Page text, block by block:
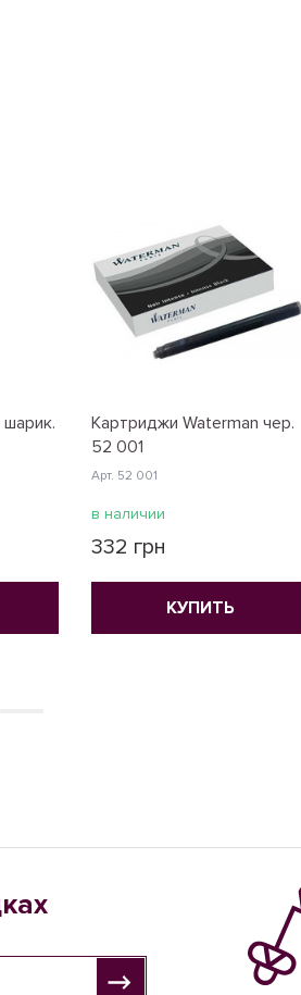
Картриджи Waterman чер.
52 001
Арт. 52 001
в наличии
332 грн
КУПИТЬ